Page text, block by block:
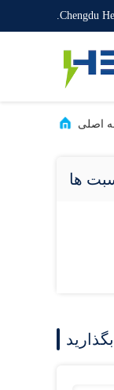
Chengdu
اصلی
ها